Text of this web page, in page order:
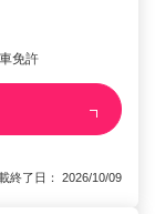
免許
了日： 2026/10/09